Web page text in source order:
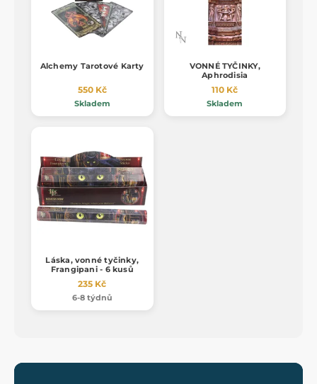
Alchemy Tarotové Karty
550 Kč
Skladem
VONNÉ TYČINKY,
Aphrodisia
110 Kč
Skladem
Láska, vonné tyčinky,
Frangipani - 6 kusů
235 Kč
6-8 týdnů